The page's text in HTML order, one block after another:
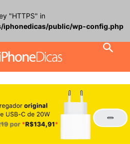
"HTTPS" in
iphonedicas/public/wp-config.php